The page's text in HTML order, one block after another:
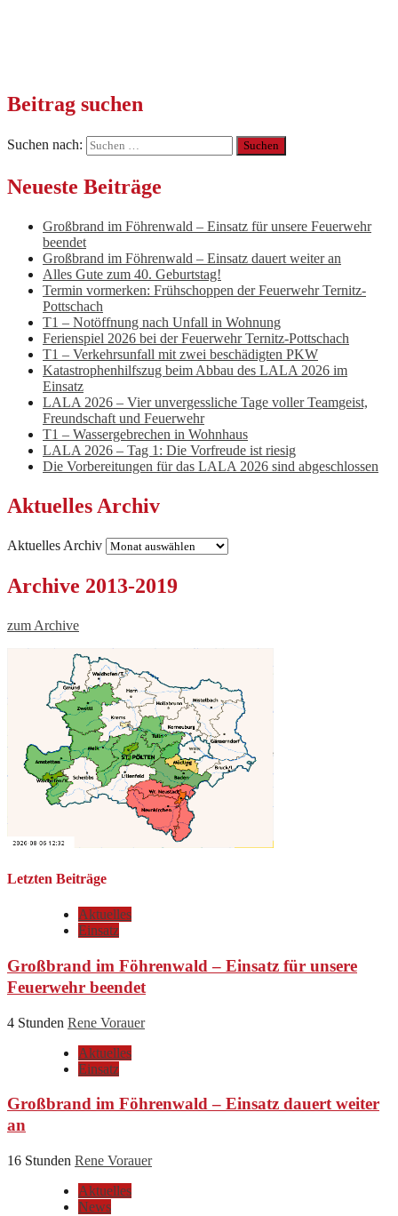
Beitrag suchen
Suchen nach:
Neueste Beiträge
Großbrand im Föhrenwald – Einsatz für unsere Feuerwehr
beendet
Großbrand im Föhrenwald – Einsatz dauert weiter an
Alles Gute zum 40. Geburtstag!
Termin vormerken: Frühschoppen der Feuerwehr Ternitz-
Pottschach
T1 – Notöffnung nach Unfall in Wohnung
Ferienspiel 2026 bei der Feuerwehr Ternitz-Pottschach
T1 – Verkehrsunfall mit zwei beschädigten PKW
Katastrophenhilfszug beim Abbau des LALA 2026 im
Einsatz
LALA 2026 – Vier unvergessliche Tage voller Teamgeist,
Freundschaft und Feuerwehr
T1 – Wassergebrechen in Wohnhaus
LALA 2026 – Tag 1: Die Vorfreude ist riesig
Die Vorbereitungen für das LALA 2026 sind abgeschlossen
Aktuelles Archiv
Aktuelles Archiv
Archive 2013-2019
zum Archive
Letzten Beiträge
Aktuelles
Einsatz
Großbrand im Föhrenwald – Einsatz für unsere
Feuerwehr beendet
4 Stunden Rene Vorauer
Aktuelles
Einsatz
Großbrand im Föhrenwald – Einsatz dauert weiter
an
16 Stunden Rene Vorauer
Aktuelles
News